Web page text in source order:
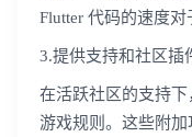
Flutter 代码的速度对
3.提供支持和社区插
在活跃社区的支持
游戏规则。这些附加